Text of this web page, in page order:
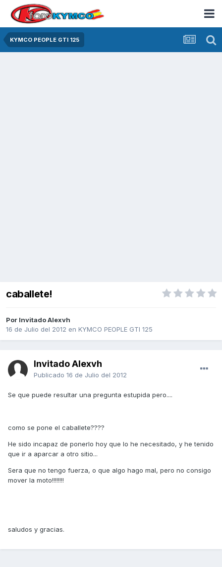
KYMCO PEOPLE GTI 125
caballete!
Por Invitado Alexvh
16 de Julio del 2012 en KYMCO PEOPLE GTI 125
Invitado Alexvh
Publicado 16 de Julio del 2012
Se que puede resultar una pregunta estupida pero....
como se pone el caballete????
He sido incapaz de ponerlo hoy que lo he necesitado, y he tenido
que ir a aparcar a otro sitio...
Sera que no tengo fuerza, o que algo hago mal, pero no consigo
mover la moto!!!!!!!!
saludos y gracias.